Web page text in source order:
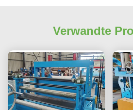
Verwandte